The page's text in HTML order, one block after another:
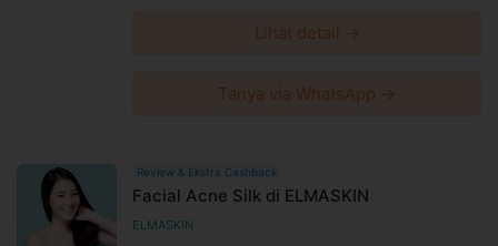
Lihat detail →
Tanya via WhatsApp →
Review & Ekstra Cashback
Facial Acne Silk di ELMASKIN
ELMASKIN